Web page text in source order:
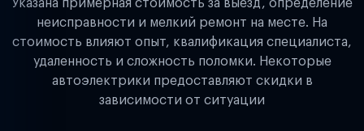
Указана примерная стоимость за выезд, определение
неисправности и мелкий ремонт на месте. На
стоимость влияют опыт, квалификация специалиста,
удаленность и сложность поломки. Некоторые
автоэлектрики предоставляют скидки в
зависимости от ситуации